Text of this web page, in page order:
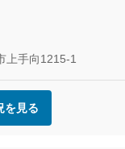
上手向1215-1
を見る